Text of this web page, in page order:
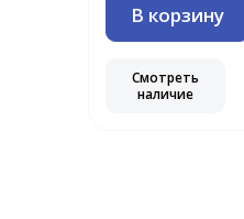
В корзину
Смотреть
наличие